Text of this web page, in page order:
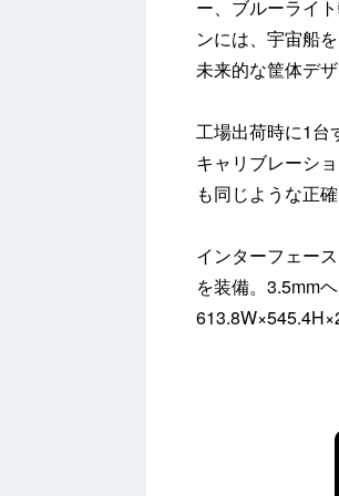
ー、ブルーライ
ンには、宇宙船
未来的な筐体デ
工場出荷時に1台
キャリブレーシ
も同じような正
インターフェー
を装備。3.5mm